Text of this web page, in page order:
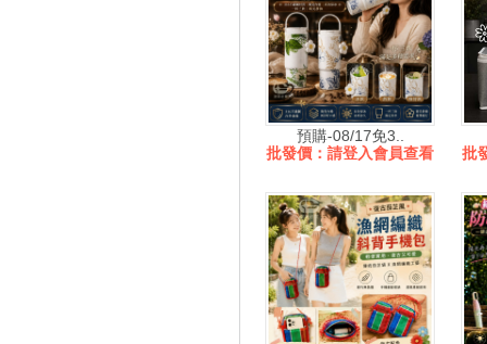
預購-08/17免3..
批發價：請登入會員查看
批